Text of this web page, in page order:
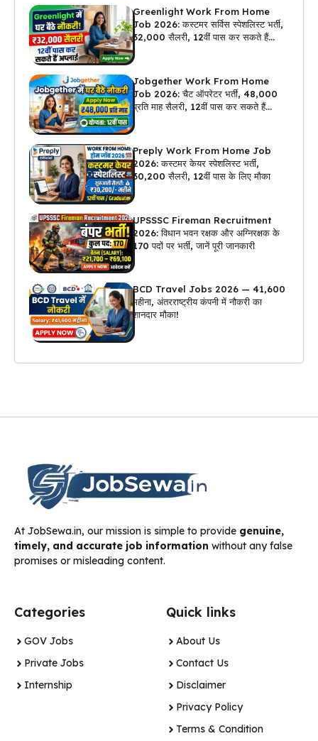
Greenlight Work From Home
Job 2026: कस्टमर सर्विस स्पेशलिस्ट भर्ती,
₹32,000 सैलरी, 12वीं पास कर सकते हैं
Jobgether Work From Home
Job 2026: चैट ऑपरेटर भर्ती, ₹48,000
प्रति माह सैलरी, 12वीं पास कर सकते हैं
Preply Work From Home Job
2026: कस्टमर केयर स्पेशलिस्ट भर्ती,
₹30,200 सैलरी, 12वीं पास के लिए मौका
UPSSSC Fireman Recruitment
2026: विधान भवन रक्षक और अग्निरक्षक के
170 पदों पर भर्ती, जानें पूरी जानकारी
BCD Travel Jobs 2026 — ₹41,600
महीना, अंतरराष्ट्रीय कंपनी में नौकरी का
शानदार मौका!
At JobSewa.in, our mission is simple to provide genuine,
timely, and accurate job information without any false
promises or misleading content.
Categories
GOV Jobs
Private Jobs
Internship
Quick links
About Us
Contact Us
Disclaimer
Privacy Policy
Terms & Condition